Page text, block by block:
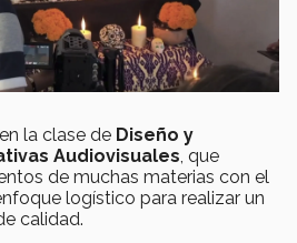
la clase de Diseño y
Audiovisuales , que
de muchas materias con el
logístico para realizar un
calidad.